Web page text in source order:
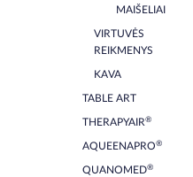
MAIŠELIAI
VIRTUVĖS
REIKMENYS
KAVA
TABLE ART
THERAPYAIR®
AQUEENAPRO®
QUANOMED®